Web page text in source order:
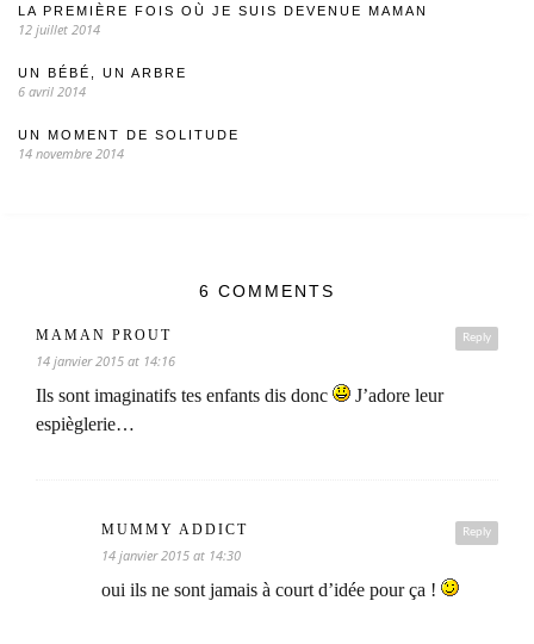
LA PREMIÈRE FOIS OÙ JE SUIS DEVENUE MAMAN
12 juillet 2014
UN BÉBÉ, UN ARBRE
6 avril 2014
UN MOMENT DE SOLITUDE
14 novembre 2014
6 COMMENTS
Reply
MAMAN PROUT
14 janvier 2015 at 14:16
Ils sont imaginatifs tes enfants dis donc
J’adore leur
espièglerie…
Reply
MUMMY ADDICT
14 janvier 2015 at 14:30
oui ils ne sont jamais à court d’idée pour ça !